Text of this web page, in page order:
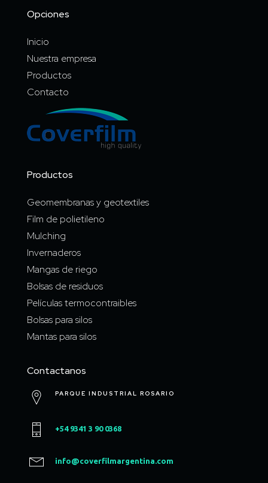
Opciones
Inicio
Nuestra empresa
Productos
Contacto
Productos
Geomembranas y geotextiles
Film de polietileno
Mulching
Invernaderos
Mangas de riego
Bolsas de residuos
Películas termocontraibles
Bolsas para silos
Mantas para silos
Contactanos
PARQUE INDUSTRIAL ROSARIO
+54 9341 3 90 0368
info@coverfilmargentina.com